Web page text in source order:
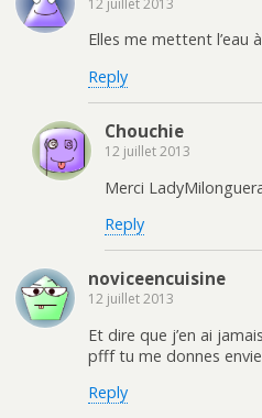
12 juillet 2013
Elles me mettent l’eau
Reply
Chouchie
12 juillet 2013
Merci
Reply
noviceencuisine
12 juillet 2013
Et dire que j’en ai
pfff tu me donnes
Reply